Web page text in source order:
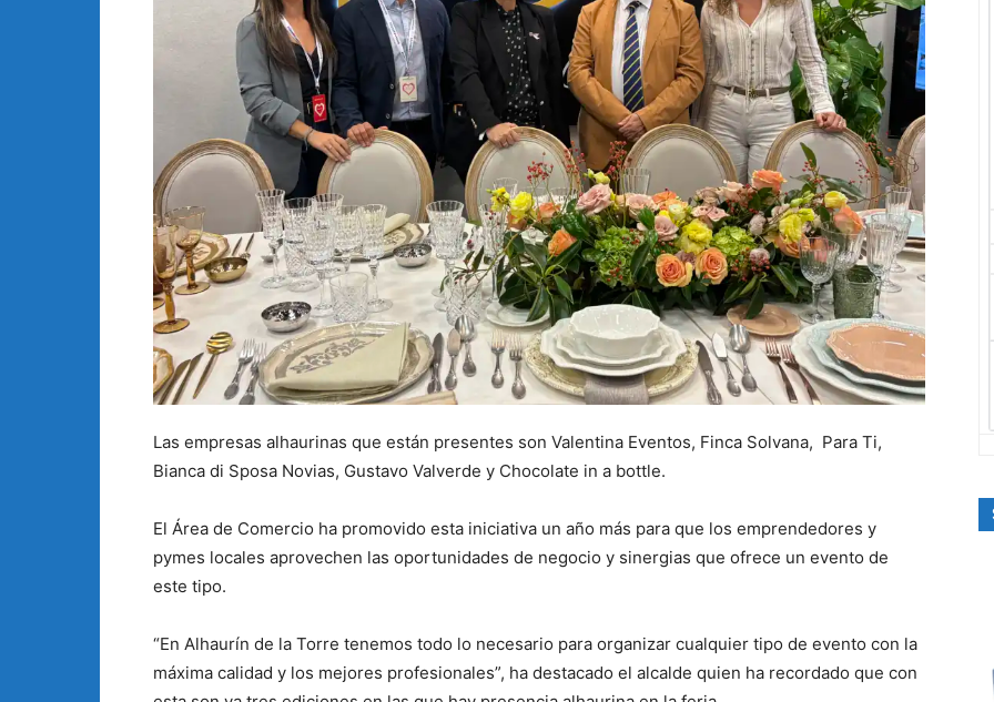
Las empresas alhaurinas que están presentes son Valentina Eventos, Finca Solvana, Para Ti,
Bianca di Sposa Novias, Gustavo Valverde y Chocolate in a bottle.
El Área de Comercio ha promovido esta iniciativa un año más para que los emprendedores y
pymes locales aprovechen las oportunidades de negocio y sinergias que ofrece un evento de
este tipo.
“En Alhaurín de la Torre tenemos todo lo necesario para organizar cualquier tipo de evento con la
máxima calidad y los mejores profesionales”, ha destacado el alcalde quien ha recordado que con